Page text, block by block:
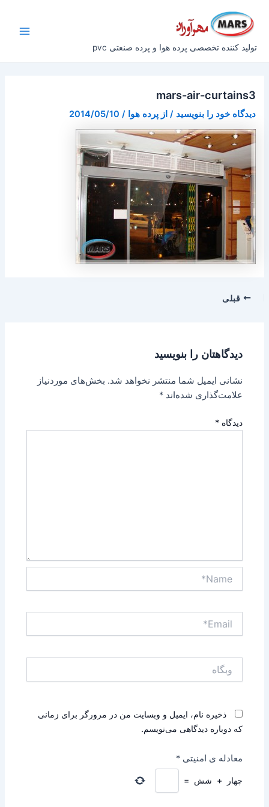
محتوا
تولید کننده تخصصی پرده هوا و پرده صنعتی pvc
mars-air-curtains3
دیدگاه‌ خود را بنویسید / از پرده هوا/
2014/05/10
نوشته
قبلی
دیدگاهتان را بنویسید
نشانی ایمیل شما منتشر نخواهد شد. بخش‌های موردنیاز
علامت‌گذاری شده‌اند*
دیدگاه*
ذخیره نام، ایمیل و وبسایت من در مرورگر برای زمانی
که دوباره دیدگاهی می‌نویسم.
معادله ی امنیتی *
چهار + شش =